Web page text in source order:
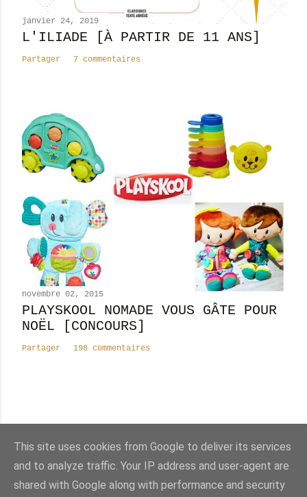
n
t
i
janvier 24, 2019
L'ILIADE [À PARTIR DE 11 ANS]
Partager 7 commentaires
novembre 02, 2015
PLAYSKOOL NOMADE VOUS GÂTE POUR
NOËL [CONCOURS]
Partager 198 commentaires
43788
This site uses cookies from Google to deliver its services
and to analyze traffic. Your IP address and user-agent are
shared with Google along with performance and security